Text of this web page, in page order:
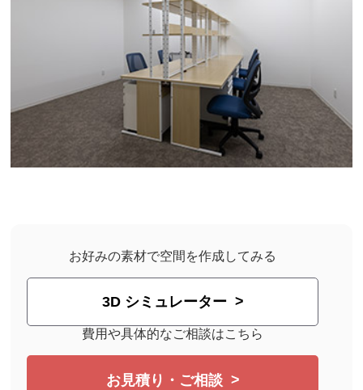
お好みの素材で空間を作成してみる
3D シミュレーター
費用や具体的なご相談はこちら
お見積り・ご相談